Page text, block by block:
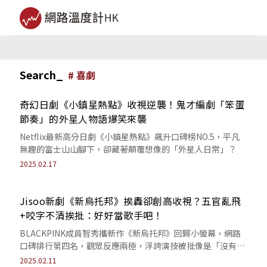
Search_ # 喜劇
奇幻日劇《小鎮星熱點》收視逆襲！鬼才編劇「笨蛋
節奏」的外星人物語爆笑來襲
Netflix最新高分日劇《小鎮星熱點》飆升口碑榜NO.5，平凡
無趣的富士山山腳下，卻藏著顛覆想像的「外星人日常」？
2025.02.17
Jisoo新劇《新烏托邦》挨轟卻創高收視？五官亂飛
+咬字不清挨批：好好當歌手吧！
BLACKPINK成員智秀攜新作《新烏托邦》回歸小螢幕，網路
口碑排行第四名，觀眾反應兩極，浮誇演技被批像是「沒有香
氣的花」？
2025.02.11